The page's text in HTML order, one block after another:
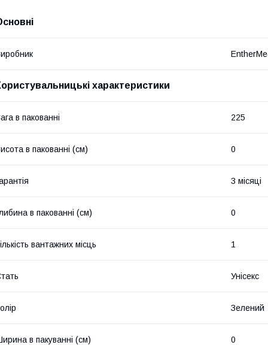
характеристики
в пакованні 225
в пакованні (см) 0
3 місяці
в пакованні (см) 0
вантажних місць 1
Унісекс
Зелений
в пакуванні (см) 0